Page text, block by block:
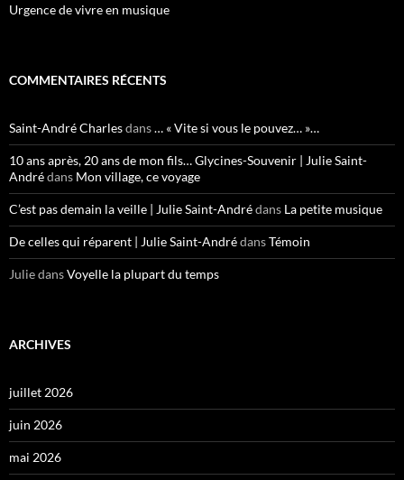
Urgence de vivre en musique
COMMENTAIRES RÉCENTS
Saint-André Charlesdans… « Vite si vous le pouvez… »…
10 ans après, 20 ans de mon fils… Glycines-Souvenir | Julie Saint-
Andrédans Mon village, ce voyage
C’est pas demain la veille | Julie Saint-Andrédans La petite musique
De celles qui réparent | Julie Saint-AndrédansTémoin
JuliedansVoyelle la plupart du temps
ARCHIVES
juillet 2026
juin 2026
mai 2026